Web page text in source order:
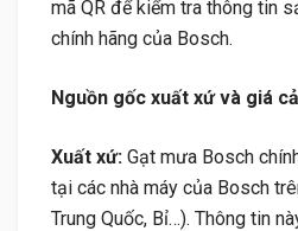
mã QR để kiểm tra thông tin
chính hãng của Bosch.
Nguồn gốc xuất xứ và giá cả
Xuất xứ: Gạt mưa Bosch
tại các nhà máy của Bosch
Trung Quốc, Bỉ…). Thông tin